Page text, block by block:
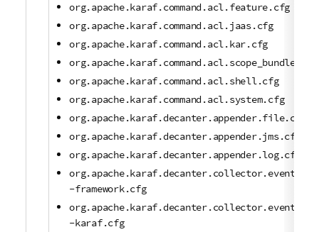
org.apache.karaf.command.acl.feature.cfg
org.apache.karaf.command.acl.jaas.cfg
org.apache.karaf.command.acl.kar.cfg
org.apache.karaf.command.acl.scope_bundle.cfg
org.apache.karaf.command.acl.shell.cfg
org.apache.karaf.command.acl.system.cfg
org.apache.karaf.decanter.appender.file.cfg
org.apache.karaf.decanter.appender.jms.cfg
org.apache.karaf.decanter.appender.log.cfg
-framework.cfg
-karaf.cfg